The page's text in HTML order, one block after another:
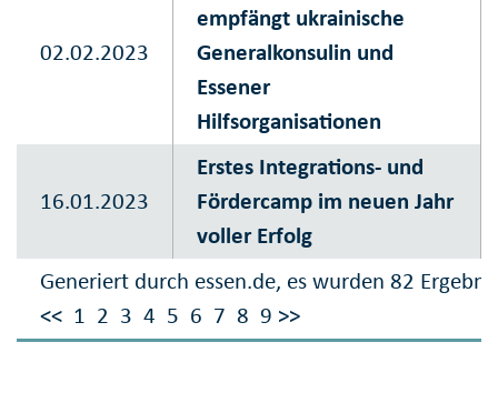
Generiert durch essen.de, es wurden 82
<< 1 2 3 4 5 6 7 8 9 >>
02.02.2023
empfängt ukrainische
Generalkonsulin und
Essener
Hilfsorganisationen
16.01.2023
Erstes Integrations- und
Fördercamp im neuen Jahr
voller Erfolg